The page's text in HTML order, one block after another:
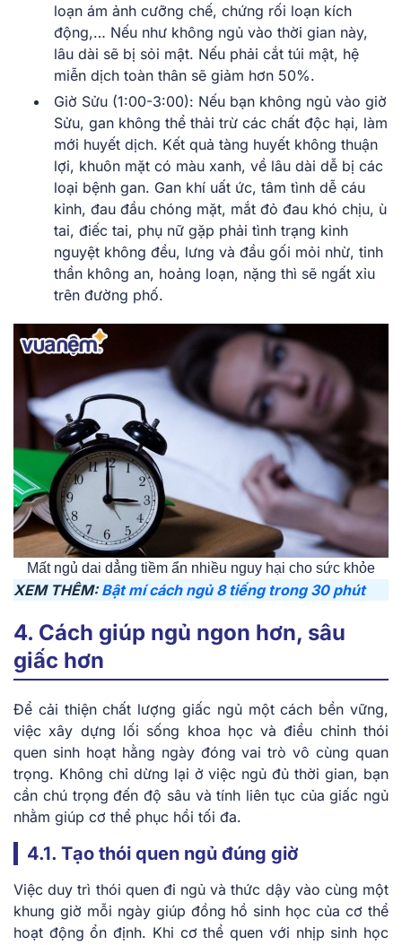
loạn ám ảnh cưỡng chế, chứng rối loạn kích
động,… Nếu như không ngủ vào thời gian này,
lâu dài sẽ bị sỏi mật. Nếu phải cắt túi mật, hệ
miễn dịch toàn thân sẽ giảm hơn 50%.
Giờ Sửu (1:00-3:00): Nếu bạn không ngủ vào giờ
Sửu, gan không thể thải trừ các chất độc hại, làm
mới huyết dịch. Kết quả tàng huyết không thuận
lợi, khuôn mặt có màu xanh, về lâu dài dễ bị các
loại bệnh gan. Gan khí uất ức, tâm tình dễ cáu
kỉnh, đau đầu chóng mặt, mắt đỏ đau khó chịu, ù
tai, điếc tai, phụ nữ gặp phải tình trạng kinh
nguyệt không đều, lưng và đầu gối mỏi nhừ, tinh
thần không an, hoảng loạn, nặng thì sẽ ngất xỉu
trên đường phố.
Mất ngủ dai dẳng tiềm ẩn nhiều nguy hại cho sức khỏe
XEM THÊM:Bật mí cách ngủ 8 tiếng trong 30 phút
4. Cách giúp ngủ ngon hơn, sâu
giấc hơn
Để cải thiện chất lượng giấc ngủ một cách bền vững,
việc xây dựng lối sống khoa học và điều chỉnh thói
quen sinh hoạt hằng ngày đóng vai trò vô cùng quan
trọng. Không chỉ dừng lại ở việc ngủ đủ thời gian, bạn
cần chú trọng đến độ sâu và tính liên tục của giấc ngủ
nhằm giúp cơ thể phục hồi tối đa.
4.1. Tạo thói quen ngủ đúng giờ
Việc duy trì thói quen đi ngủ và thức dậy vào cùng một
khung giờ mỗi ngày giúp đồng hồ sinh học của cơ thể
hoạt động ổn định. Khi cơ thể quen với nhịp sinh học